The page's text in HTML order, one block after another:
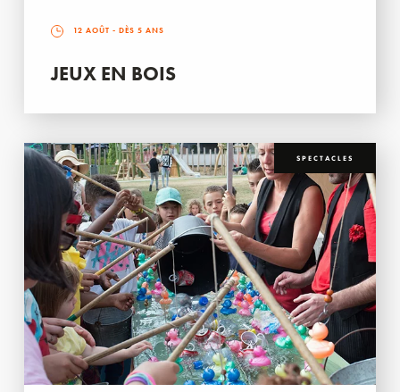
12 AOÛT - DÈS 5 ANS
JEUX EN BOIS
SPECTACLES